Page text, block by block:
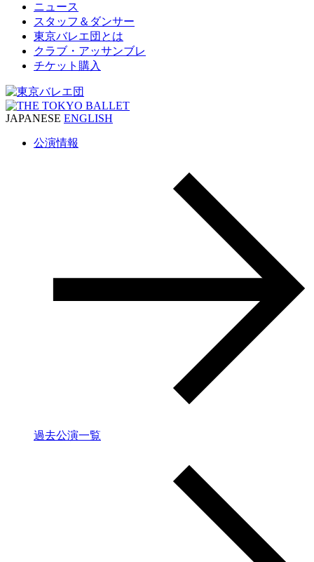
ニュース
スタッフ＆ダンサー
東京バレエ団とは
クラブ・アッサンブレ
チケット購入
JAPANESE ENGLISH
公演情報
過去公演一覧